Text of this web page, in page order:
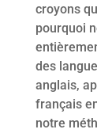
croyons
pourquoi
des
anglais,
français
notre